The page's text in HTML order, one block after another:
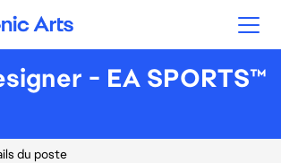
Arts
- EA SPORTS™
du poste